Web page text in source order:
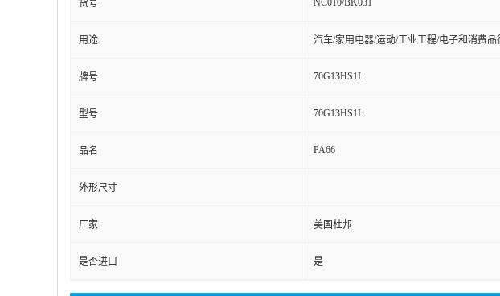
货号 NC010/BK031
用途 汽车/家用电器/运动/工业工程/电子和消费品
牌号 70G13HS1L
型号 70G13HS1L
品名 PA66
外形尺寸
厂家 美国杜邦
是否进口 是